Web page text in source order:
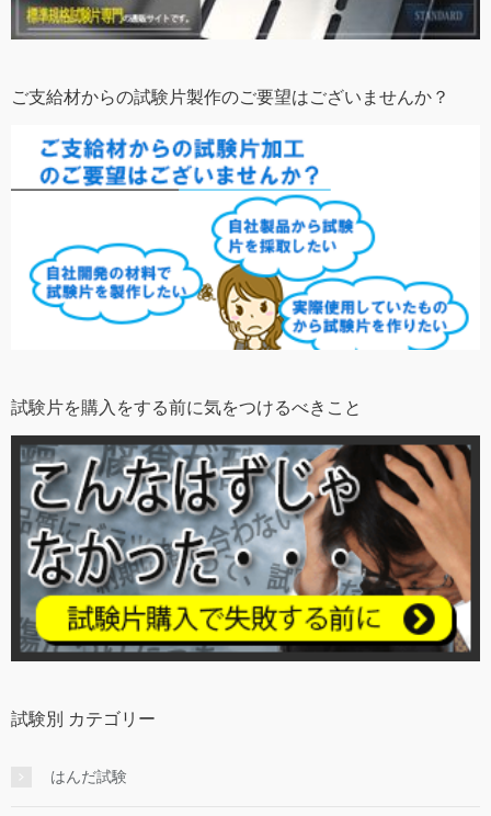
ご支給材からの試験片製作のご要望はございませんか？
試験片を購入をする前に気をつけるべきこと
試験別 カテゴリー
はんだ試験